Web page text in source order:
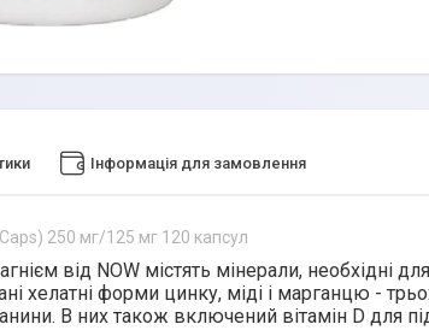
Інформація для замовлення
250 мг/125 мг 120 капсул
від NOW містять мінерали, необхідні
хелатні форми цинку, міді і марганцю -
В них також включений вітамін D для